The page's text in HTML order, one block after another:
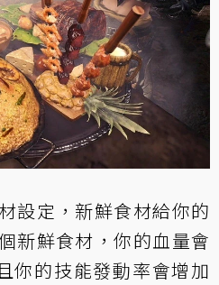
設定，新鮮食材給你的
新鮮食材，你的血量會
你的技能發動率會增加